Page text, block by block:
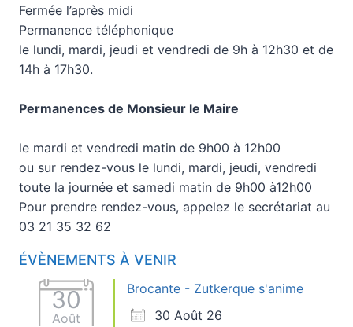
Fermée l’après midi
Permanence téléphonique
le lundi, mardi, jeudi et vendredi de 9h à 12h30 et de
14h à 17h30.
Permanences de Monsieur le Maire
le mardi et vendredi matin de 9h00 à 12h00
ou sur rendez-vous le lundi, mardi, jeudi, vendredi
toute la journée et samedi matin de 9h00 à12h00
Pour prendre rendez-vous, appelez le secrétariat au
03 21 35 32 62
ÉVÈNEMENTS À VENIR
30
Août
Brocante - Zutkerque s'anime
30 Août 26